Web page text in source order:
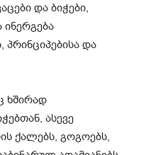
და ბიჭები,
პრინციპებისა და
ხშირად
ასევე
ქალებს, გოგოებს,